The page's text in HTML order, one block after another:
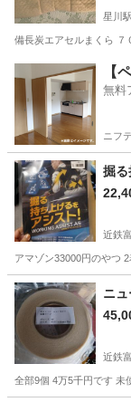
星川駅
備長炭エアセルまくら
桑名市 星
【
無料
ニフ
掘る
近鉄
アマゾン33000円のやつ
三重 四日市市 ニ
近鉄
全部9個 4万5千円です 未